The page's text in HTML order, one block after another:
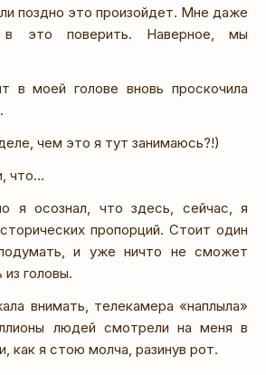
поздно это произойдет. Мне даже
это поверить. Наверное, мы
в моей голове вновь проскочила
чем это я тут занимаюсь?!)
что…
я осознал, что здесь, сейчас, я
пропорций. Стоит один
и уже ничто не сможет
головы.
внимать, телекамера «наплыла»
людей смотрели на меня в
как я стою молча, разинув рот.